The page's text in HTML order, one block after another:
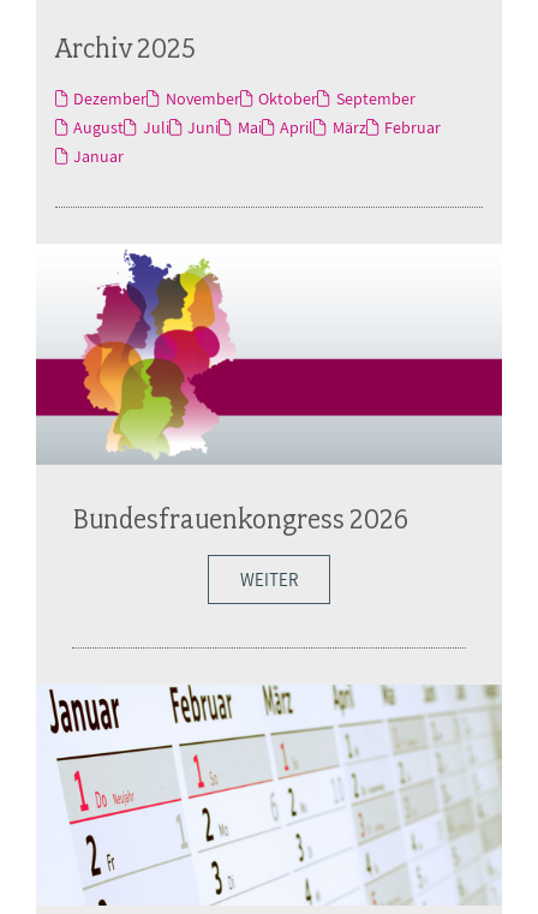
Archiv 2025
Dezember November Oktober
September
August
Juli Juni Mai April März
Februar
Januar
Bundesfrauenkongress 2026
WEITER